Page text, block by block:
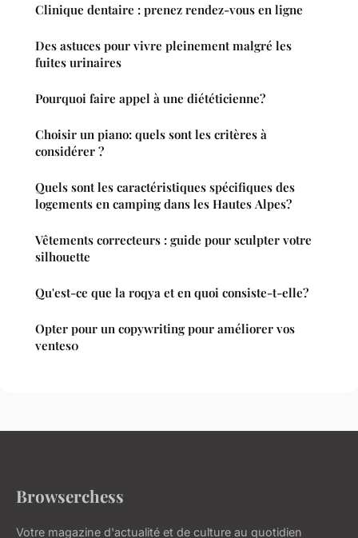
Clinique dentaire : prenez rendez-vous en ligne
Des astuces pour vivre pleinement malgré les
fuites urinaires
Pourquoi faire appel à une diététicienne?
Choisir un piano: quels sont les critères à
considérer ?
Quels sont les caractéristiques spécifiques des
logements en camping dans les Hautes Alpes?
Vêtements correcteurs : guide pour sculpter votre
silhouette
Qu'est-ce que la roqya et en quoi consiste-t-elle?
Opter pour un copywriting pour améliorer vos
ventes0
Browserchess
Votre magazine d'actualité et de culture au quotidien